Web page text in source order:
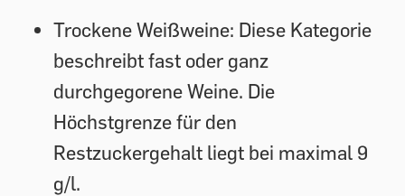
Trockene Weißweine: Diese Kategorie
beschreibt fast oder ganz
durchgegorene Weine. Die
Höchstgrenze für den
Restzuckergehalt liegt bei maximal 9
g/l.